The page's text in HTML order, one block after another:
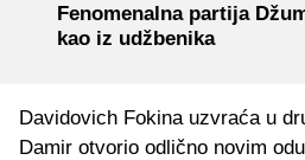
Fenomenalna partija
kao iz udžbenika
Davidovich Fokina uzvraća u
Damir otvorio odlično novim